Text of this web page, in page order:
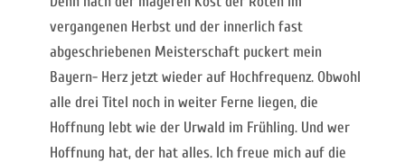
vergangenen Herbst und der innerlich fast
abgeschriebenen Meisterschaft puckert mein
Bayern- Herz jetzt wieder auf Hochfrequenz. Obwohl
alle drei Titel noch in weiter Ferne liegen, die
Hoffnung lebt wie der Urwald im Frühling. Und wer
Hoffnung hat, der hat alles. Ich freue mich auf die